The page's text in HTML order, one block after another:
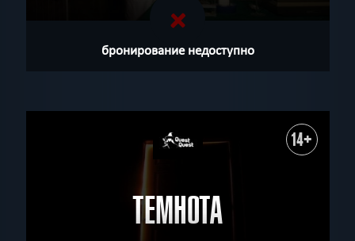
бронирование недоступно
14+
ТЕМНОТА